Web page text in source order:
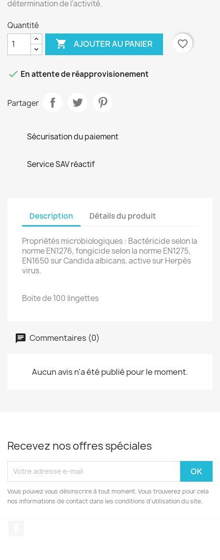
détermination de l’activité.
Quantité
 AJOUTER AU PANIER favorite_border
 En attente de réapprovisionement
Partager
Sécurisation du paiement
Service SAV réactif
Description Détails du produit
Propriétés microbiologiques : Bactéricide selon la
norme EN1276, fongicide selon la norme EN1275,
EN1650 sur Candida albicans, active sur Herpès
virus.
Boite de 100 lingettes
Commentaires (0)
Aucun avis n'a été publié pour le moment.
Recevez nos offres spéciales
Vous pouvez vous désinscrire à tout moment. Vous trouverez pour cela
nos informations de contact dans les conditions d'utilisation du site.